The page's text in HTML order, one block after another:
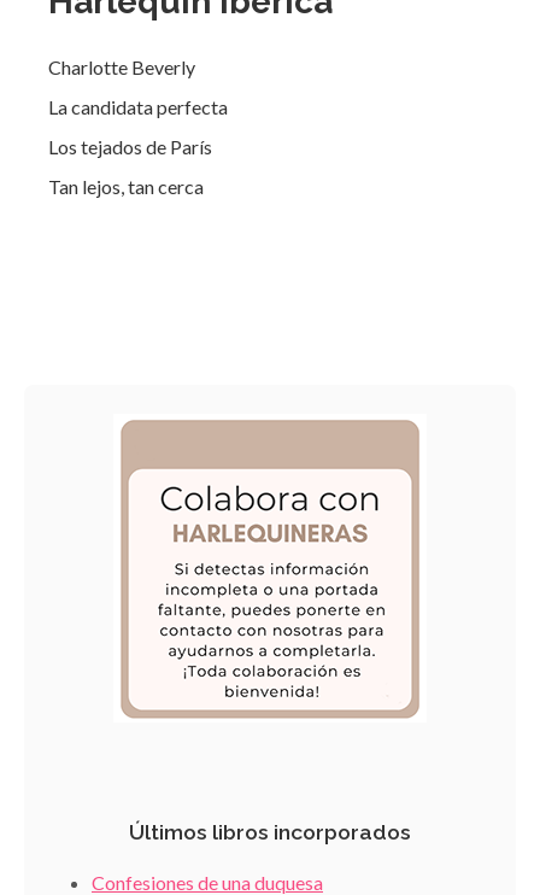
Charlotte Beverly
La candidata perfecta
Los tejados de París
Tan lejos, tan cerca
Últimos libros incorporados
Confesiones de una duquesa